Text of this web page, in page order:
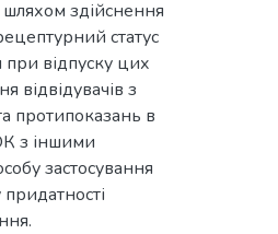
здійснення
статус
відпуску цих
відвідувачів з
протипоказань в
з іншими
застосування